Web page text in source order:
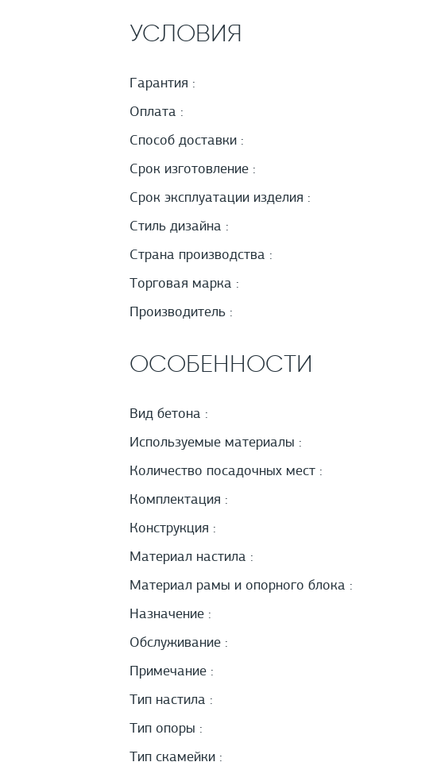
УСЛОВИЯ
Гарантия :
Оплата :
Способ доставки :
Срок изготовление :
Срок эксплуатации изделия :
Стиль дизайна :
Страна производства :
Торговая марка :
Производитель :
ОСОБЕННОСТИ
Вид бетона :
Используемые материалы :
Количество посадочных мест :
Комплектация :
Конструкция :
Материал настила :
Материал рамы и опорного блока :
Назначение :
Обслуживание :
Примечание :
Тип настила :
Тип опоры :
Тип скамейки :